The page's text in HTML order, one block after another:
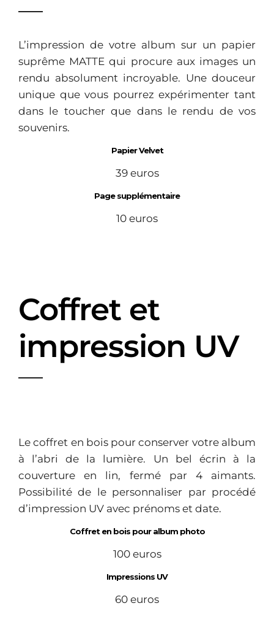
L’impression de votre album sur un papier
suprême MATTE qui procure aux images un
rendu absolument incroyable. Une douceur
unique que vous pourrez expérimenter tant
dans le toucher que dans le rendu de vos
souvenirs.
Papier Velvet
39 euros
Page supplémentaire
10 euros
Coffret et
impression UV
Le coffret en bois pour conserver votre album
à l’abri de la lumière. Un bel écrin à la
couverture en lin, fermé par 4 aimants.
Possibilité de le personnaliser par procédé
d’impression UV avec prénoms et date.
Coffret en bois pour album photo
100 euros
Impressions UV
60 euros